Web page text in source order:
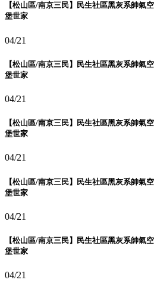
【松山區/南京三民】民生社區黑灰系帥氣
堡世家
04/21
【松山區/南京三民】民生社區黑灰系帥氣
堡世家
04/21
【松山區/南京三民】民生社區黑灰系帥氣
堡世家
04/21
【松山區/南京三民】民生社區黑灰系帥氣
堡世家
04/21
【松山區/南京三民】民生社區黑灰系帥氣
堡世家
04/21